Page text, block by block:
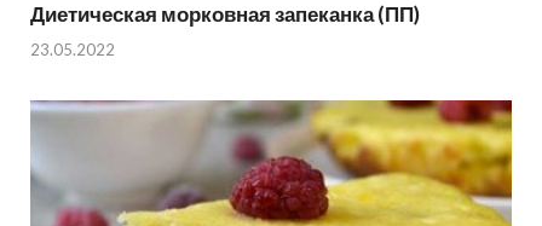
Диетическая морковная запеканка (ПП)
23.05.2022